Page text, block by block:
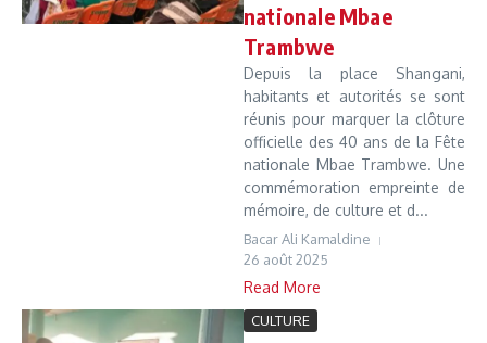
nationale Mbae
Trambwe
Depuis la place Shangani,
habitants et autorités se sont
réunis pour marquer la clôture
officielle des 40 ans de la Fête
nationale Mbae Trambwe. Une
commémoration empreinte de
mémoire, de culture et d...
Bacar Ali Kamaldine
26 août 2025
Read More
CULTURE